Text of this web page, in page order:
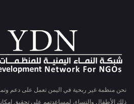
نحن منظمة غير ربحية في اليمن تعمل على دعم
ذلك الأطفال والنساء، لمساعدتهم على تحقيق